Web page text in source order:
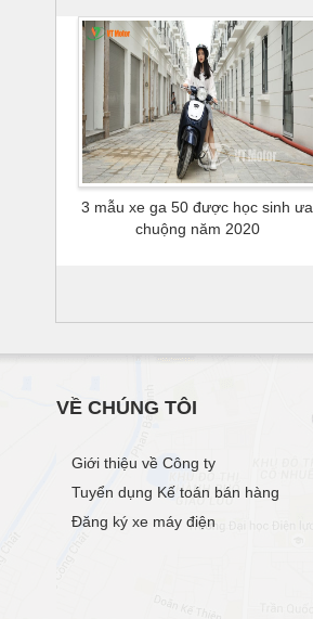
3 mẫu xe ga 50 được học sinh ưa
chuộng năm 2020
VỀ CHÚNG TÔI
Giới thiệu về Công ty
Tuyển dụng Kế toán bán hàng
Đăng ký xe máy điện